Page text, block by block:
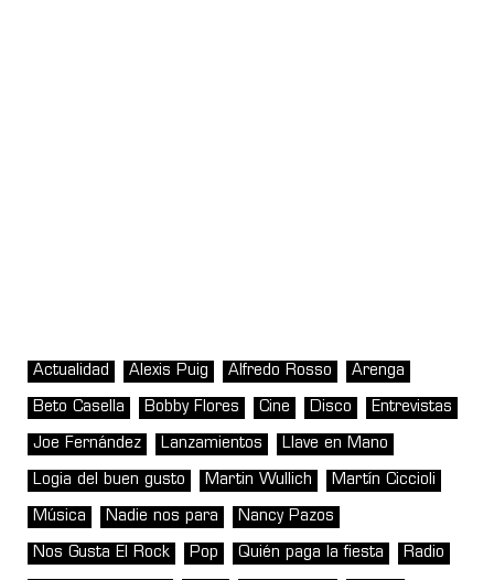
Actualidad Alexis Puig Alfredo Rosso Arenga
Beto Casella Bobby Flores Cine Disco Entrevistas
Joe Fernández Lanzamientos Llave en Mano
Logia del buen gusto Martin Wullich Martín Ciccioli
Música Nadie nos para Nancy Pazos
Nos Gusta El Rock Pop Quién paga la fiesta Radio